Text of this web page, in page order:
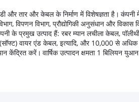
तार और केबल के निर्माण में विशेषज्ञता है। कंपनी
विपणन विभाग, प्रौद्योगिकी अनुसंधान और विकास
के प्रमुख उत्पाद हैं: रबर म्यान लचीला केबल,
(सॉफ्ट) वायर एंड केबल, इत्यादि, और 10,000 से
केंद्रित करें। वार्षिक उत्पादन क्षमता 1 बिलियन